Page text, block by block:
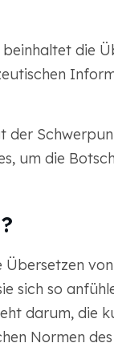
die
der
um die
sich so
darum, die
Normen